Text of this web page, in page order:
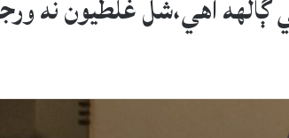
آهي،شل غلطيون نه